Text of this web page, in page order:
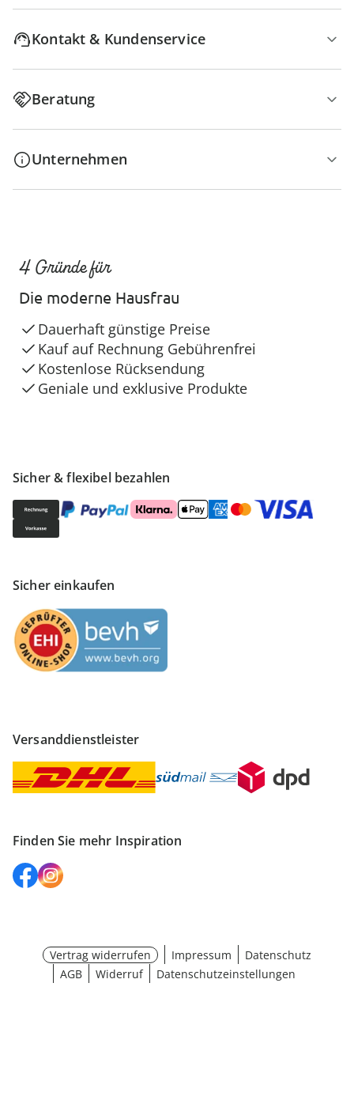
Kontakt & Kundenservice
Beratung
Unternehmen
Sicher & flexibel bezahlen
Sicher einkaufen
Versanddienstleister
Finden Sie mehr Inspiration
4 Gründe für
Die moderne Hausfrau
Dauerhaft günstige Preise
Kauf auf Rechnung Gebührenfrei
Kostenlose Rücksendung
Geniale und exklusive Produkte
Vertrag widerrufen Impressum
Datenschutz
AGB
Widerruf Datenschutzeinstellungen